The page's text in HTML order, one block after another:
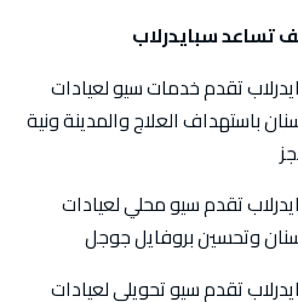
تساعد سبايدرلاب
تقدم خدمات سيو لعيادات
باستهداف العلاج والمدينة ونية
تقدم سيو محلي لعيادات
وتحسين بروفايل جوجل
تقدم سيو تحويلي لعيادات